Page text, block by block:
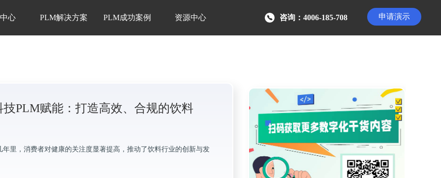
心 PLM解决方案 PLM成功案例 资源中心 申请演示
咨询：4006-185-708
技PLM赋能：打造高效、合规的饮料
年里，消费者对健康的关注度显著提高，推动了饮料行业的创新与发